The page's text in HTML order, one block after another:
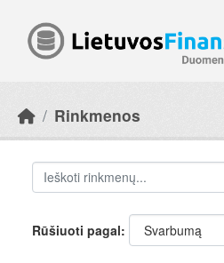
Rinkmenos
Rūšiuoti pagal